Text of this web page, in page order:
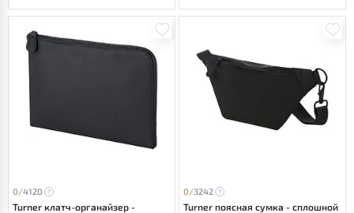
0/4120
Turner клатч-органайзер -
0/3242
Turner поясная сумка - сплошной